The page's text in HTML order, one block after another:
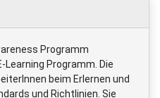
Programm
Programm. Die
beim Erlernen und
und Richtlinien. Sie